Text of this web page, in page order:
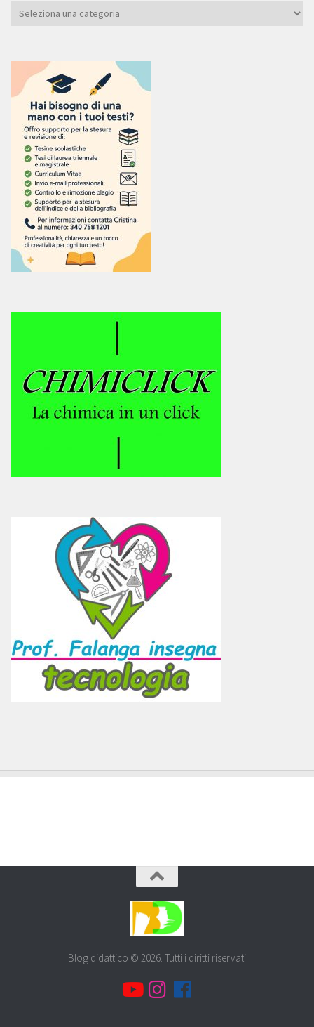
Categoria
Blog didattico © 2026. Tutti i diritti riservati